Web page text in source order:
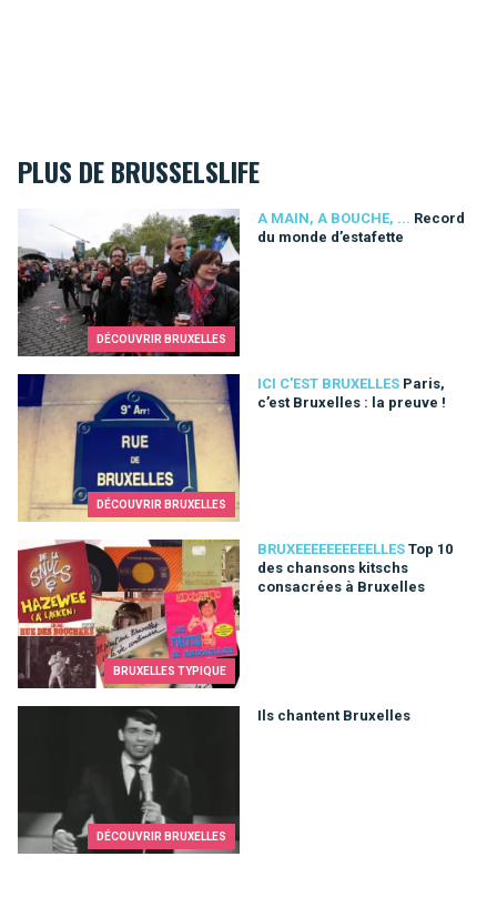
PLUS DE BRUSSELSLIFE
DÉCOUVRIR BRUXELLES
A MAIN, A BOUCHE, ... Record
du monde d’estafette
Record du monde d’estafette
DÉCOUVRIR BRUXELLES
ICI C'EST BRUXELLES Paris,
c’est Bruxelles : la preuve !
Paris, c’est Bruxelles : la preuve !
BRUXELLES TYPIQUE
BRUXEEEEEEEEEELLES Top 10
des chansons kitschs
consacrées à Bruxelles
Top 10 des chansons kitschs consacrées à Bruxelles
DÉCOUVRIR BRUXELLES
Ils chantent Bruxelles
Ils chantent Bruxelles